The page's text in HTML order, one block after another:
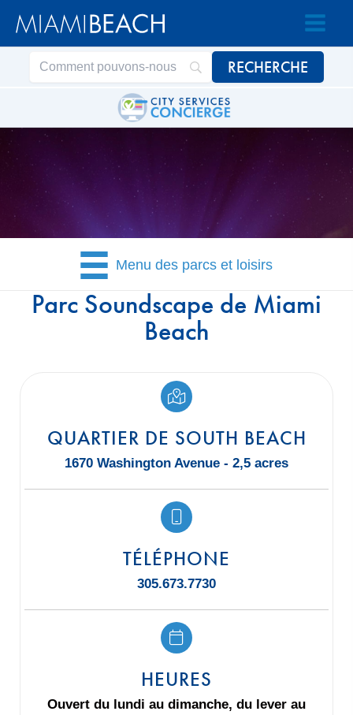
Passer
contenu
Passer
contenu
Menu des parcs et loisirs
Parc Soundscape de Miami
Beach
QUARTIER DE SOUTH BEACH
1670 Washington Avenue - 2,5 acres
TÉLÉPHONE
305.673.7730
HEURES
Ouvert du lundi au dimanche, du lever au